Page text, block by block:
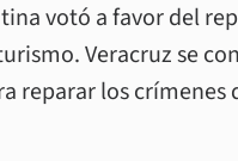
votó a favor del
Veracruz se
reparar los crímenes